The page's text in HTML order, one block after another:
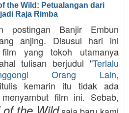
the Wild: Petualangan dari
Raja Rimba
postingan Banjir Embun
anjing. Disusul hari ini
yang tokoh utamanya
tulisan berjudul "Terlalu
Orang Lain,
kemarin itu tidak ada
film ini. Sebab,